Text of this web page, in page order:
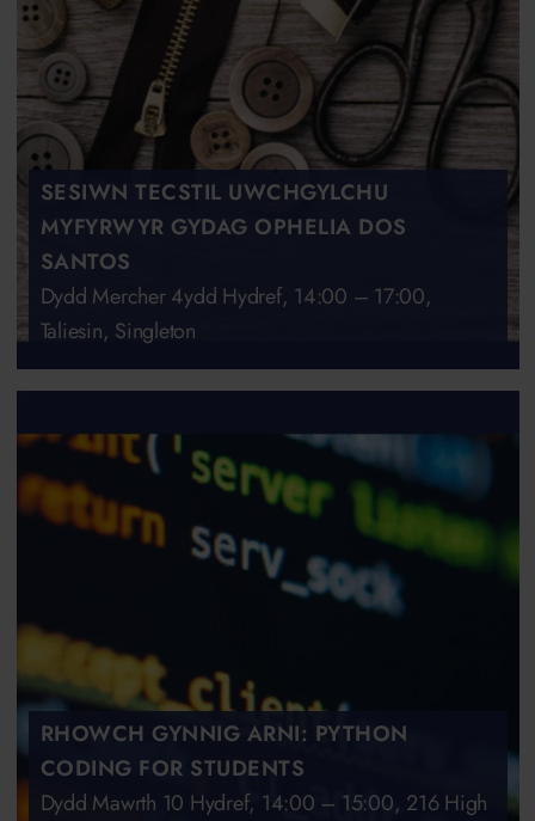
SESIWN TECSTIL UWCHGYLCHU
MYFYRWYR GYDAG OPHELIA DOS
SANTOS
Dydd Mercher 4ydd Hydref, 14:00 – 17:00,
Taliesin, Singleton
RHOWCH GYNNIG ARNI: PYTHON
CODING FOR STUDENTS
Dydd Mawrth 10 Hydref, 14:00 – 15:00, 216 High